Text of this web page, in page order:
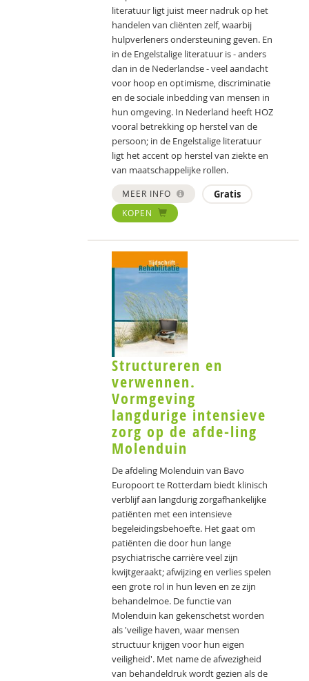
literatuur ligt juist meer nadruk op het
handelen van cliënten zelf, waarbij
hulpverleners ondersteuning geven. En
in de Engelstalige literatuur is - anders
dan in de Nederlandse - veel aandacht
voor hoop en optimisme, discriminatie
en de sociale inbedding van mensen in
hun omgeving. In Nederland heeft HOZ
vooral betrekking op herstel van de
persoon; in de Engelstalige literatuur
ligt het accent op herstel van ziekte en
van maatschappelijke rollen.
MEER INFO Gratis
KOPEN
Structureren en
verwennen.
Vormgeving
langdurige intensieve
zorg op de afde-ling
Molenduin
De afdeling Molenduin van Bavo
Europoort te Rotterdam biedt klinisch
verblijf aan langdurig zorgafhankelijke
patiënten met een intensieve
begeleidingsbehoefte. Het gaat om
patiënten die door hun lange
psychiatrische carrière veel zijn
kwijtgeraakt; afwijzing en verlies spelen
een grote rol in hun leven en ze zijn
behandelmoe. De functie van
Molenduin kan gekenschetst worden
als 'veilige haven, waar mensen
structuur krijgen voor hun eigen
veiligheid'. Met name de afwezigheid
van behandeldruk wordt gezien als de